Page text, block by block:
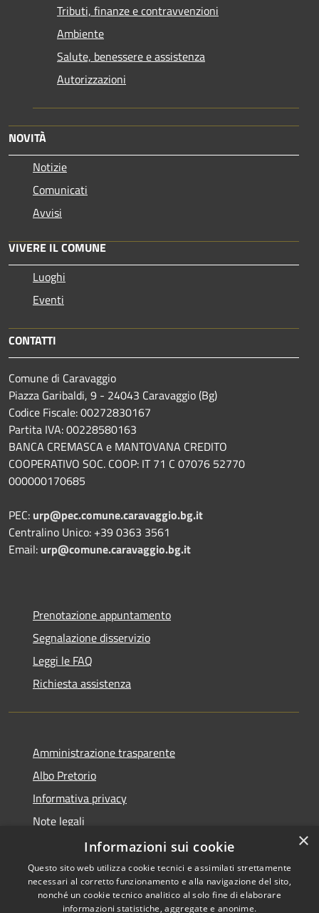
Tributi, finanze e contravvenzioni
Ambiente
Salute, benessere e assistenza
Autorizzazioni
NOVITÀ
Notizie
Comunicati
Avvisi
VIVERE IL COMUNE
Luoghi
Eventi
CONTATTI
Comune di Caravaggio
Piazza Garibaldi, 9 - 24043 Caravaggio (Bg)
Codice Fiscale: 00272830167
Partita IVA: 00228580163
BANCA CREMASCA e MANTOVANA CREDITO
COOPERATIVO SOC. COOP: IT 71 C 07076 52770
000000170685
PEC: urp@pec.comune.caravaggio.bg.it
Centralino Unico: +39 0363 3561
Email: urp@comune.caravaggio.bg.it
Prenotazione appuntamento
Segnalazione disservizio
Leggi le FAQ
Richiesta assistenza
Amministrazione trasparente
Albo Pretorio
Informativa privacy
Note legali
Dichiarazione di accessibilità
×
Informazioni sui cookie
Questo sito web utilizza cookie tecnici e assimilati strettamente
necessari al corretto funzionamento e alla navigazione del sito,
nonché un cookie tecnico analitico al solo fine di elaborare
informazioni statistiche, aggregate e anonime.